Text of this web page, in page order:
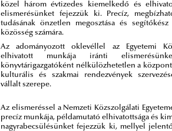
közel három évtizedes kiemelkedő és
elismerésünket fejezzük ki. Precíz,
tudásának önzetlen megosztása és
közösség számára.
Az adományozott oklevéllel az Egyetemi
elhivatott munkája iránti
könyvtárigazgatóként nélkülözhetetlen a
kulturális és szakmai rendezvények
vállalt szerepe.
Az elismeréssel a Nemzeti Közszolgálati
precíz munkája, példamutató elhivatottsága és
nagyrabecsülésünket fejezzük ki, mellyel